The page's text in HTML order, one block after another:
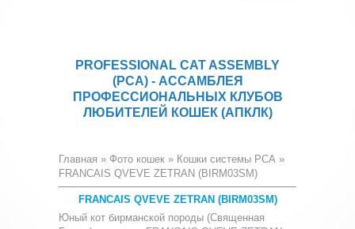
PROFESSIONAL CAT ASSEMBLY
(PCA) - АССАМБЛЕЯ
ПРОФЕССИОНАЛЬНЫХ КЛУБОВ
ЛЮБИТЕЛЕЙ КОШЕК (АПКЛК)
Главная » Фото кошек » Кошки системы PCA »
FRANCAIS QVEVE ZETRAN (BIRM03SM)
FRANCAIS QVEVE ZETRAN (BIRM03SM)
Юный кот бирманской породы (Священная